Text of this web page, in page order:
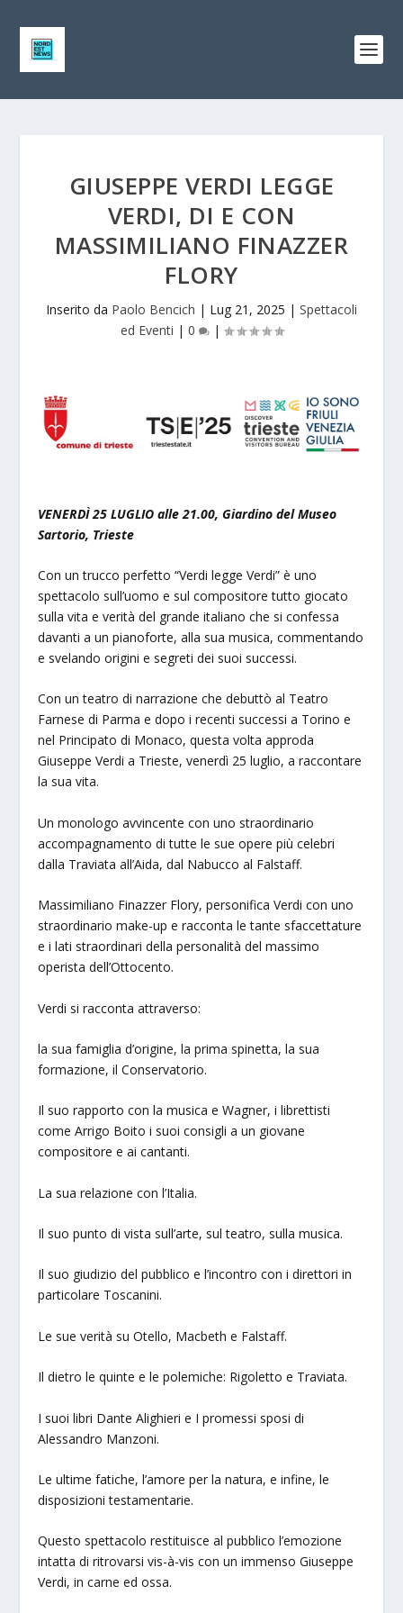
GIUSEPPE VERDI LEGGE
VERDI, DI E CON
MASSIMILIANO FINAZZER
FLORY
Inserito da Paolo Bencich | Lug 21, 2025 | Spettacoli
ed Eventi | 0 |
VENERDÌ 25 LUGLIO alle 21.00, Giardino del Museo
Sartorio, Trieste
Con un trucco perfetto “Verdi legge Verdi” è uno
spettacolo sull’uomo e sul compositore tutto giocato
sulla vita e verità del grande italiano che si confessa
davanti a un pianoforte, alla sua musica, commentando
e svelando origini e segreti dei suoi successi.
Con un teatro di narrazione che debuttò al Teatro
Farnese di Parma e dopo i recenti successi a Torino e
nel Principato di Monaco, questa volta approda
Giuseppe Verdi a Trieste, venerdì 25 luglio, a raccontare
la sua vita.
Un monologo avvincente con uno straordinario
accompagnamento di tutte le sue opere più celebri
dalla Traviata all’Aida, dal Nabucco al Falstaff.
Massimiliano Finazzer Flory, personifica Verdi con uno
straordinario make-up e racconta le tante sfaccettature
e i lati straordinari della personalità del massimo
operista dell’Ottocento.
Verdi si racconta attraverso:
la sua famiglia d’origine, la prima spinetta, la sua
formazione, il Conservatorio.
Il suo rapporto con la musica e Wagner, i librettisti
come Arrigo Boito i suoi consigli a un giovane
compositore e ai cantanti.
La sua relazione con l’Italia.
Il suo punto di vista sull’arte, sul teatro, sulla musica.
Il suo giudizio del pubblico e l’incontro con i direttori in
particolare Toscanini.
Le sue verità su Otello, Macbeth e Falstaff.
Il dietro le quinte e le polemiche: Rigoletto e Traviata.
I suoi libri Dante Alighieri e I promessi sposi di
Alessandro Manzoni.
Le ultime fatiche, l’amore per la natura, e infine, le
disposizioni testamentarie.
Questo spettacolo restituisce al pubblico l’emozione
intatta di ritrovarsi vis-à-vis con un immenso Giuseppe
Verdi, in carne ed ossa.